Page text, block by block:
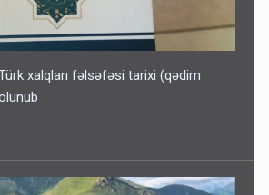
xalqları fəlsəfəsi tarixi (qədim